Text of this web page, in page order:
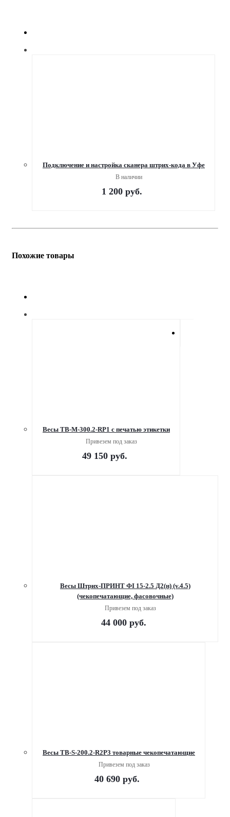
Подключение и настройка сканера штрих-кода в Уфе
В наличии
1 200 руб.
Похожие товары
Весы ТВ-M-300.2-RP1 с печатью этикетки
Привезем под заказ
49 150руб.
Весы Штрих-ПРИНТ ФI 15-2.5 Д2(н) (v.4.5)
(чекопечатающие, фасовочные)
Привезем под заказ
44 000руб.
Весы TB-S-200.2-R2P3 товарные чекопечатающие
Привезем под заказ
40 690 руб.